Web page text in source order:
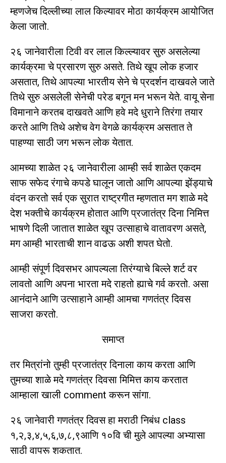
म्हणजेच दिल्लीच्या लाल किल्यावर मोठा कार्यक्रम आयोजित
केला जातो.
२६ जानेवारीला टिवी वर लाल किल्ल्यावर सुरु असलेल्या
कार्यक्रमा चे प्रसारण सुरु असते. तिथे खूप लोक हजार
असतात, तिथे आपल्या भारतीय सेने चे प्रदर्शन दाखवले जाते
तिथे सुरु असलेली सेनेची परेड बगून मन भरून येते. वायू सेना
विमानाने करतब दाखवते आणि हवे मदे धुराने तिरंगा तयार
करते आणि तिथे अशेच वेग वेगळे कार्यक्रम असतात ते
पाहण्या साठी जग भरून लोक येतात.
आमच्या शाळेत २६ जानेवारीला आम्ही सर्व शाळेत एकदम
साफ सफेद रंगाचे कपडे घालून जातो आणि आपल्या झेंड्याचे
वंदन करतो सर्व एक सुरात राष्ट्रगीत म्हणतात मग शाळे मदे
देश भक्तीचे कार्यक्रम होतात आणि प्रजातंत्र दिना निमित्त
भाषणे दिली जातात शाळेत खूप उत्साहाचे वातावरण असते,
मग आम्ही भारताची शान वाढऊ अशी शपत घेतो.
आम्ही संपूर्ण दिवसभर आपल्यला तिरंग्याचे बिल्ले शर्ट वर
लावतो आणि अपना भारता मदे राहतो ह्याचे गर्व करतो. असा
आनंदाने आणि उत्साहाने आम्ही आमचा गणतंत्र दिवस
साजरा करतो.
समाप्त
तर मित्रांनो तुम्ही प्रजातंत्र दिनाला काय करता आणि
तुमच्या शाळे मदे गणतंत्र दिवसा मिमित्त काय करतात
आम्हाला खाली comment करून सांगा.
२६ जानेवारी गणतंत्र दिवस हा मराठी निबंध class
१,२,३,४,५,६,७,८,९आणि १०वि ची मुले आपल्या अभ्यासा
साठी वापरू शकतात.